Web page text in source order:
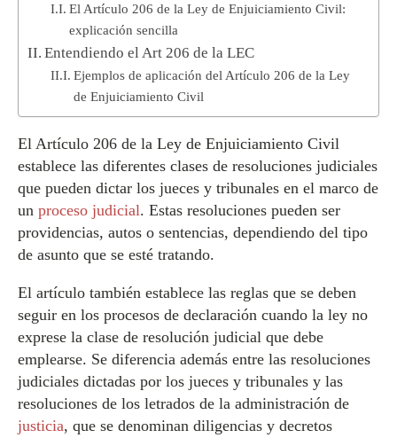
El Artículo 206 de la Ley de Enjuiciamiento Civil:
explicación sencilla
Entendiendo el Art 206 de la LEC
Ejemplos de aplicación del Artículo 206 de la Ley
de Enjuiciamiento Civil
El Artículo 206 de la Ley de Enjuiciamiento Civil
establece las diferentes clases de resoluciones judiciales
que pueden dictar los jueces y tribunales en el marco de
un proceso judicial. Estas resoluciones pueden ser
providencias, autos o sentencias, dependiendo del tipo
de asunto que se esté tratando.
El artículo también establece las reglas que se deben
seguir en los procesos de declaración cuando la ley no
exprese la clase de resolución judicial que debe
emplearse. Se diferencia además entre las resoluciones
judiciales dictadas por los jueces y tribunales y las
resoluciones de los letrados de la administración de
justicia, que se denominan diligencias y decretos